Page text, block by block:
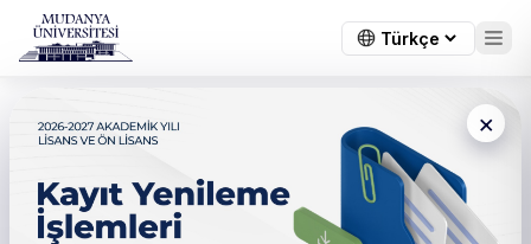
×
Dezenformasyonla Mücadele
Protokolü imzalandı.